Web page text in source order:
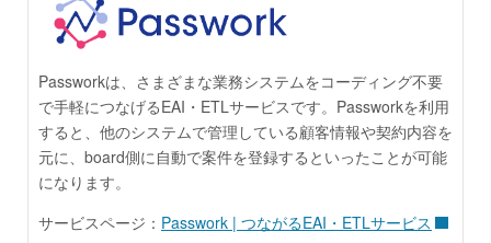
Passworkは、さまざまな業務システムをコーディング不要
で手軽につなげるEAI・ETLサービスです。Passworkを利用
すると、他のシステムで管理している顧客情報や契約内容を
元に、board側に自動で案件を登録するといったことが可能
になります。
サービスページ： Passwork | つながるEAI・ETLサービス